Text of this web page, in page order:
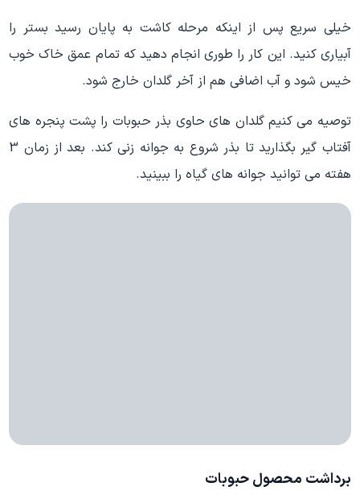
خیلی سریع پس از اینکه مرحله کاشت به پایان رسید بستر را
آبیاری کنید. این کار را طوری انجام دهید که تمام عمق خاک خوب
خیس شود و آب اضافی هم از آخر گلدان خارج شود.
توصیه می کنیم گلدان های حاوی بذر حبوبات را پشت پنجره های
آفتاب گیر بگذارید تا بذر شروع به جوانه زنی کند. بعد از زمان 3
هفته می توانید جوانه های گیاه را ببینید.
برداشت محصول حبوبات